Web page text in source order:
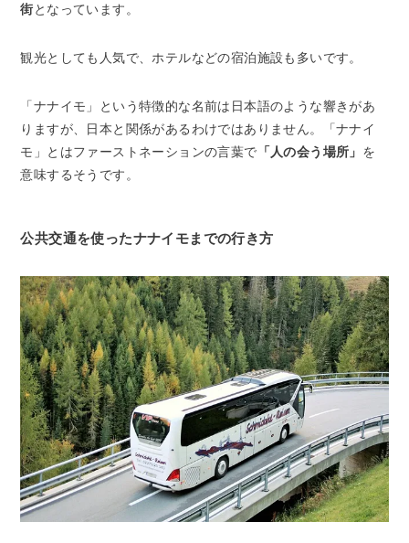
街となっています。
観光としても人気で、ホテルなどの宿泊施設も多いです。
「ナナイモ」という特徴的な名前は日本語のような響きがあ
りますが、日本と関係があるわけではありません。「ナナイ
モ」とはファーストネーションの言葉で 「人の会う場所」 を
意味するそうです。
公共交通を使ったナナイモまでの行き方